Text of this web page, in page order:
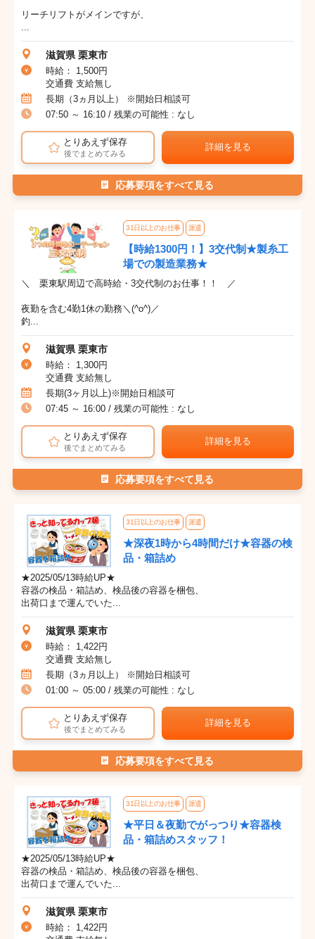
リーチリフトがメインですが、
滋賀県 栗東市
時給： 1,500円
交通費 支給無し
長期（3ヵ月以上） ※開始日相談可
07:50 ～ 16:10 / 残業の可能性 : なし
とりあえず保存
後でまとめてみる
詳細を見る
応募要項をすべて見る
31日以上のお仕事 派遣
【時給1300円！】3交代制★製糸工
場での製造業務★
＼ 栗東駅周辺で高時給・3交代制のお仕事！！ ／
夜勤を含む4勤1休の勤務＼(^o^)／
釣...
滋賀県 栗東市
時給： 1,300円
交通費 支給無し
長期(3ヶ月以上)※開始日相談可
07:45 ～ 16:00 / 残業の可能性 : なし
とりあえず保存
後でまとめてみる
詳細を見る
応募要項をすべて見る
31日以上のお仕事 派遣
★深夜1時から4時間だけ★容器の検
品・箱詰め
★2025/05/13時給UP★
容器の検品・箱詰め、検品後の容器を梱包、
出荷口まで運んでいた...
滋賀県 栗東市
時給： 1,422円
交通費 支給無し
長期（3ヵ月以上） ※開始日相談可
01:00 ～ 05:00 / 残業の可能性 : なし
とりあえず保存
後でまとめてみる
詳細を見る
応募要項をすべて見る
31日以上のお仕事 派遣
★平日＆夜勤でがっつり★容器検
品・箱詰めスタッフ！
★2025/05/13時給UP★
容器の検品・箱詰め、検品後の容器を梱包、
出荷口まで運んでいた...
滋賀県 栗東市
時給： 1,422円